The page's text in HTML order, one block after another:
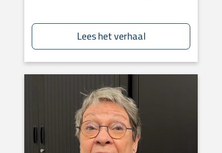
Lees het verhaal